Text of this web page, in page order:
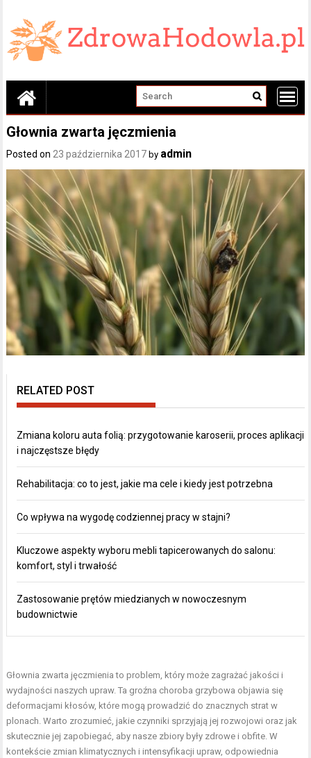
content
Głownia zwarta jęczmienia
Posted on23 października 2017 by admin
RELATED POST
Zmiana koloru auta folią: przygotowanie karoserii, proces aplikacji
i najczęstsze błędy
Rehabilitacja: co to jest, jakie ma cele i kiedy jest potrzebna
Co wpływa na wygodę codziennej pracy w stajni?
Kluczowe aspekty wyboru mebli tapicerowanych do salonu:
komfort, styl i trwałość
Zastosowanie prętów miedzianych w nowoczesnym
budownictwie
Głownia zwarta jęczmienia to problem, który może zagrażać jakości i
wydajności naszych upraw. Ta groźna choroba grzybowa objawia się
deformacjami kłosów, które mogą prowadzić do znacznych strat w
plonach. Warto zrozumieć, jakie czynniki sprzyjają jej rozwojowi oraz jak
skutecznie jej zapobiegać, aby nasze zbiory były zdrowe i obfite. W
kontekście zmian klimatycznych i intensyfikacji upraw, odpowiednia